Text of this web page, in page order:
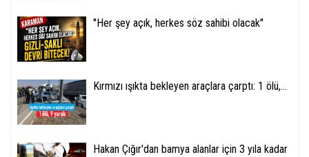
''Her şey açık, herkes söz sahibi olacak''
Kırmızı ışıkta bekleyen araçlara çarptı: 1 ölü,...
Hakan Çığır'dan bamya alanlar için 3 yıla kadar